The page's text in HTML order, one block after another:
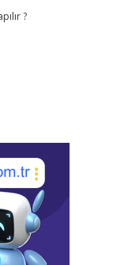
?